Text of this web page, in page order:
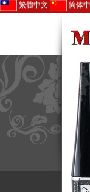
繁體中文 简体